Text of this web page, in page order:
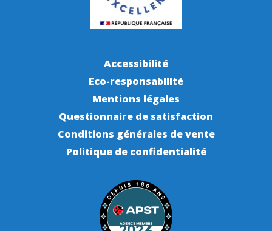
Accessibilité
Eco-responsabilité
Mentions légales
Questionnaire de satisfaction
Conditions générales de vente
Politique de confidentialité